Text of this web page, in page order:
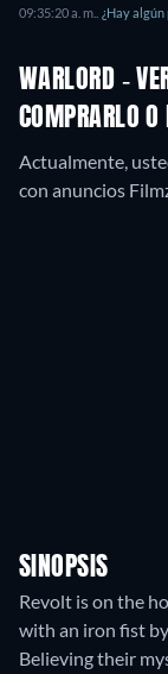
09:35:20 a. m.
¿Hay
WARLORD -
COMPRARLO O
Actualmente,
con anuncios
SINOPSIS
Revolt is on the
with an iron fist
Believing their